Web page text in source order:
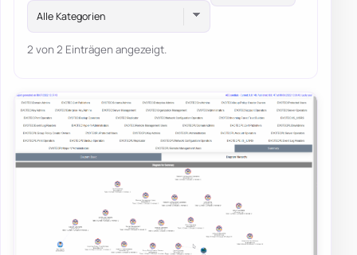
Alle Kategorien
2 von 2 Einträgen angezeigt.